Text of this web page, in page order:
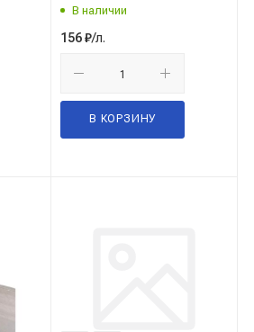
В наличии
156₽/л.
В КОРЗИНУ